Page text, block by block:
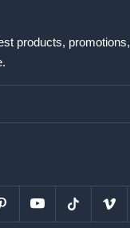
products, promotions,